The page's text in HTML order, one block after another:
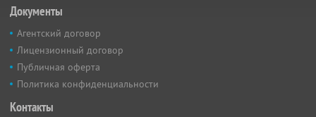
Документы
Агентский договор
Лицензионный договор
Публичная оферта
Политика конфиденциальности
Контакты